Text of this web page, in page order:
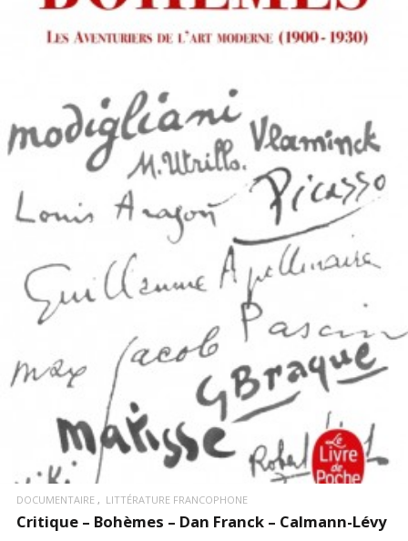
LIRE LA SUITE
DOCUMENTAIRE LITTÉRATURE FRANCOPHONE
Critique – Bohèmes – Dan Franck – Calmann-Lévy